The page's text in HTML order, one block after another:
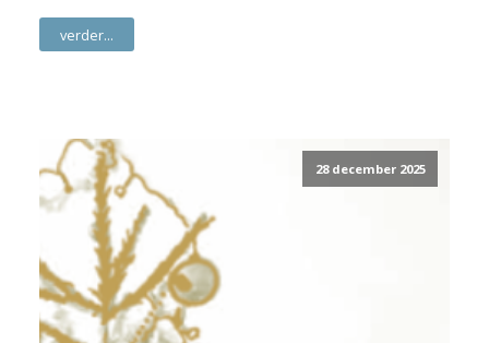
verder...
28 december 2025